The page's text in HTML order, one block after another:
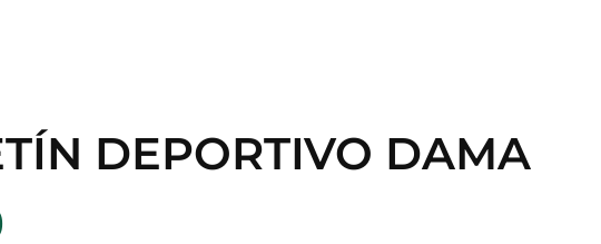
DEPORTIVO DAMA